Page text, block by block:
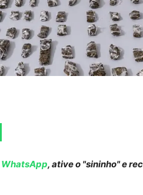
WhatsApp, ative o "sininho" e